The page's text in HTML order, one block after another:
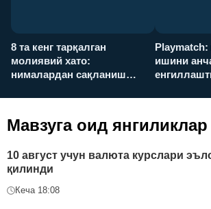
8 та кенг тарқалган
молиявий хато:
нималардан сақланиш
ишини
Мавзуга оид янгиликлар
10 август учун валюта курслари
қилинди
Кеча 18:08